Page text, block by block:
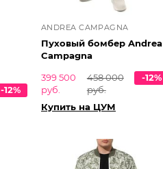
-12%
ANDREA CAMPAGNA
Пуховый бомбер Andrea
Campagna
399 500
руб.
458 000
руб.
-12%
Купить на ЦУМ